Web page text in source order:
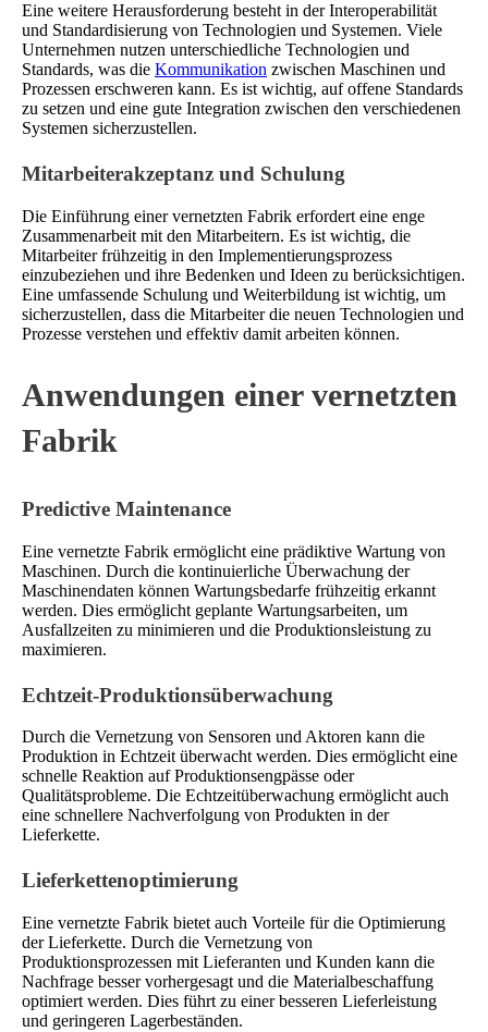
Eine weitere Herausforderung besteht in der Interoperabilität
und Standardisierung von Technologien und Systemen. Viele
Unternehmen nutzen unterschiedliche Technologien und
Standards, was die Kommunikation zwischen Maschinen und
Prozessen erschweren kann. Es ist wichtig, auf offene Standards
zu setzen und eine gute Integration zwischen den verschiedenen
Systemen sicherzustellen.
Mitarbeiterakzeptanz und Schulung
Die Einführung einer vernetzten Fabrik erfordert eine enge
Zusammenarbeit mit den Mitarbeitern. Es ist wichtig, die
Mitarbeiter frühzeitig in den Implementierungsprozess
einzubeziehen und ihre Bedenken und Ideen zu berücksichtigen.
Eine umfassende Schulung und Weiterbildung ist wichtig, um
sicherzustellen, dass die Mitarbeiter die neuen Technologien und
Prozesse verstehen und effektiv damit arbeiten können.
Anwendungen einer vernetzten
Fabrik
Predictive Maintenance
Eine vernetzte Fabrik ermöglicht eine prädiktive Wartung von
Maschinen. Durch die kontinuierliche Überwachung der
Maschinendaten können Wartungsbedarfe frühzeitig erkannt
werden. Dies ermöglicht geplante Wartungsarbeiten, um
Ausfallzeiten zu minimieren und die Produktionsleistung zu
maximieren.
Echtzeit-Produktionsüberwachung
Durch die Vernetzung von Sensoren und Aktoren kann die
Produktion in Echtzeit überwacht werden. Dies ermöglicht eine
schnelle Reaktion auf Produktionsengpässe oder
Qualitätsprobleme. Die Echtzeitüberwachung ermöglicht auch
eine schnellere Nachverfolgung von Produkten in der
Lieferkette.
Lieferkettenoptimierung
Eine vernetzte Fabrik bietet auch Vorteile für die Optimierung
der Lieferkette. Durch die Vernetzung von
Produktionsprozessen mit Lieferanten und Kunden kann die
Nachfrage besser vorhergesagt und die Materialbeschaffung
optimiert werden. Dies führt zu einer besseren Lieferleistung
und geringeren Lagerbeständen.